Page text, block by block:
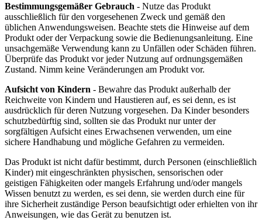
Bestimmungsgemäßer Gebrauch - Nutze das Produkt
ausschließlich für den vorgesehenen Zweck und gemäß den
üblichen Anwendungsweisen. Beachte stets die Hinweise auf dem
Produkt oder der Verpackung sowie die Bedienungsanleitung. Eine
unsachgemäße Verwendung kann zu Unfällen oder Schäden führen.
Überprüfe das Produkt vor jeder Nutzung auf ordnungsgemäßen
Zustand. Nimm keine Veränderungen am Produkt vor.
Aufsicht von Kindern - Bewahre das Produkt außerhalb der
Reichweite von Kindern und Haustieren auf, es sei denn, es ist
ausdrücklich für deren Nutzung vorgesehen. Da Kinder besonders
schutzbedürftig sind, sollten sie das Produkt nur unter der
sorgfältigen Aufsicht eines Erwachsenen verwenden, um eine
sichere Handhabung und mögliche Gefahren zu vermeiden.
Das Produkt ist nicht dafür bestimmt, durch Personen (einschließlich
Kinder) mit eingeschränkten physischen, sensorischen oder
geistigen Fähigkeiten oder mangels Erfahrung und/oder mangels
Wissen benutzt zu werden, es sei denn, sie werden durch eine für
ihre Sicherheit zuständige Person beaufsichtigt oder erhielten von ihr
Anweisungen, wie das Gerät zu benutzen ist.